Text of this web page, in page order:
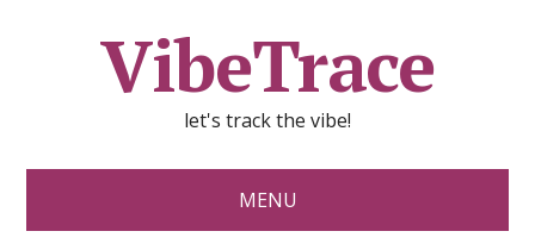
VibeTrace
let's track the vibe!
MENU